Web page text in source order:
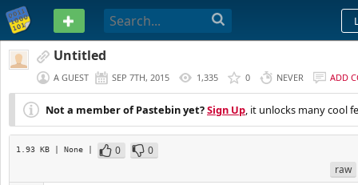
PASTEBIN
Untitled
A GUEST SEP 7TH, 2015 1,335 0 NEVER ADD
Not a member of Pastebin yet?Sign Up, it unlocks many cool
1.93 KB | None | 0
0
raw